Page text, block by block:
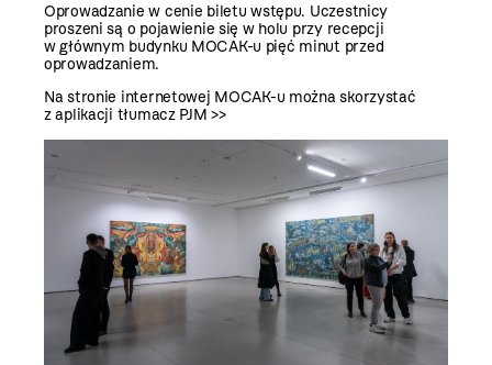
Oprowadzanie w cenie biletu wstępu. Uczestnicy
proszeni są o pojawienie się w holu przy recepcji
w głównym budynku MOCAK-u pięć minut przed
oprowadzaniem.
Na stronie internetowej MOCAK-u można skorzystać
zaplikacji tłumacz PJM >>